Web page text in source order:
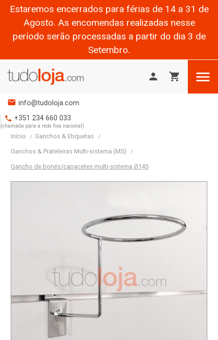
Estaremos encerrados para férias de 14 a 31 de
Agosto. As encomendas realizadas nesse
período serão processadas a partir do dia 3 de
Setembro.
person shopping_cart 
mail info@tudoloja.com
phone +351 234 660 033
(chamada para a rede fixa nacional)
Início Ganchos & Etiquetas
Ganchos & Prateleiras Multi-sistema (MS)
Gancho de bonés/capacetes multi-sistema Ø145